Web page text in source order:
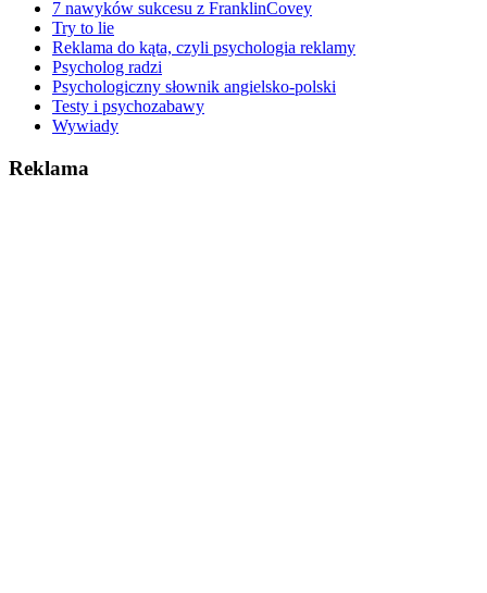
7 nawyków sukcesu z FranklinCovey
Try to lie
Reklama do kąta, czyli psychologia reklamy
Psycholog radzi
Psychologiczny słownik angielsko-polski
Testy i psychozabawy
Wywiady
Reklama